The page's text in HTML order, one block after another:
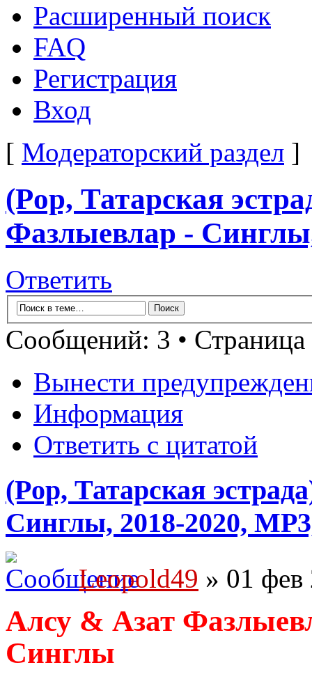
Расширенный поиск
FAQ
Регистрация
Вход
[ Модераторский раздел ]
(Pop, Татарская
Фазлыевлар -
Ответить
Сообщений: 3 • Страница
Вынести
Информация
Ответить с цитатой
(Pop, Татарская
Синглы, 2018-2020,
Leopold49 » 01 фев
Алсу & Азат
Синглы